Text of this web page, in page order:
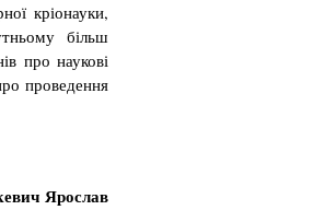
кріонауки,
більш
про наукові
проведення
Ярослав